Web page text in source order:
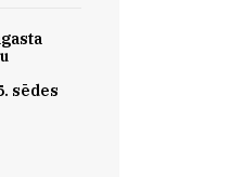
sēdes